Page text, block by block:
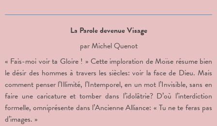
La Parole devenue Visage
par Michel Quenot
« Fais-moi voir ta Gloire ! » Cette imploration de Moïse résume bien
le désir des hommes à travers les siècles: voir la face de Dieu. Mais
comment penser l’Illimité, l’Intemporel, en un mot l’Invisible, sans en
faire une caricature et tomber dans l’idolâtrie? D’où l’interdiction
formelle, omniprésente dans l’Ancienne Alliance: « Tu ne te feras pas
d’images. »